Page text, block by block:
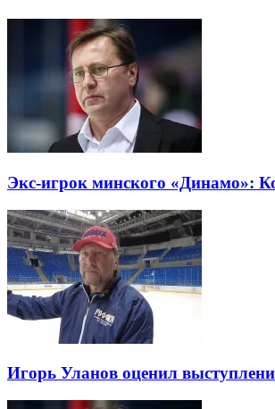
Экс-игрок минского «Динамо»:
Игорь Уланов оценил